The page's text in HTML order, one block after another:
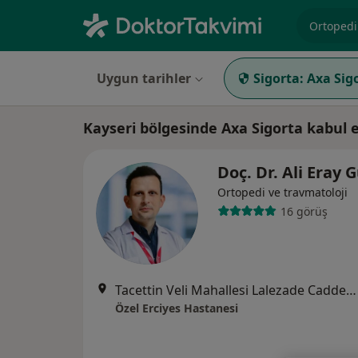
Uygun tarihler Sigorta: Axa
Kayseri bölgesinde Axa Sigorta kabul
Doç. Dr. Ali Eray
Ortopedi ve travmatoloji
16 görüş
Tacettin Veli Mahallesi Lalezade Caddesi No:46, Melikgazi
Özel Erciyes Hastanesi